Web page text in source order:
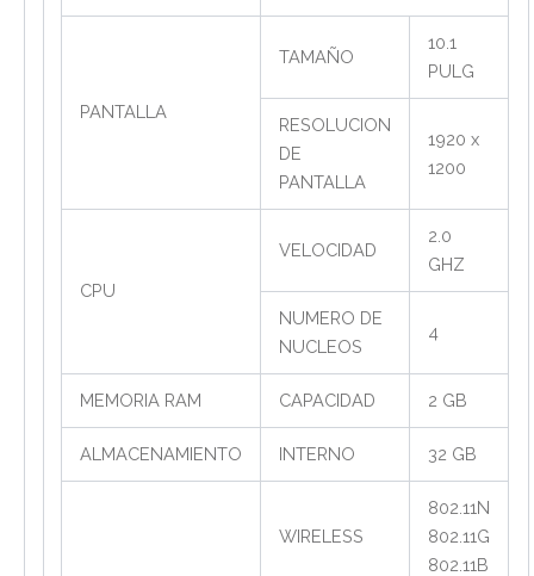
PANTALLA
TAMAÑO
10.1
PULG
RESOLUCION
DE
PANTALLA
1920 x
1200
CPU
VELOCIDAD
2.0
GHZ
NUMERO DE
NUCLEOS
4
MEMORIA RAM CAPACIDAD 2 GB
ALMACENAMIENTO INTERNO 32 GB
WIRELESS
802.11N
802.11G
802.11B